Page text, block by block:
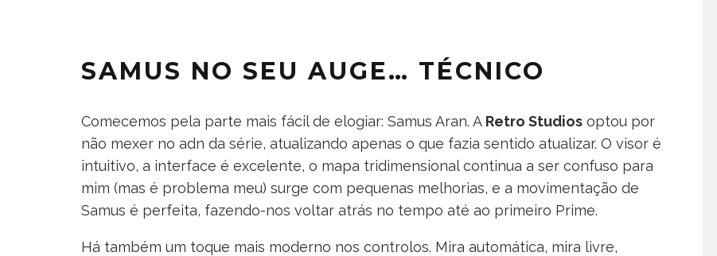
SAMUS NO SEU AUGE… TÉCNICO
Comecemos pela parte mais fácil de elogiar: Samus Aran. A Retro Studios optou por
não mexer no adn da série, atualizando apenas o que fazia sentido atualizar. O visor é
intuitivo, a interface é excelente, o mapa tridimensional continua a ser confuso para
mim (mas é problema meu) surge com pequenas melhorias, e a movimentação de
Samus é perfeita, fazendo-nos voltar atrás no tempo até ao primeiro Prime.
Há também um toque mais moderno nos controlos. Mira automática, mira livre,